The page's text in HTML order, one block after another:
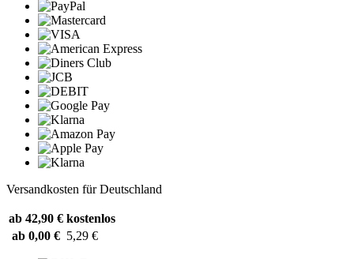
Versandkosten für Deutschland
ab 42,90 € kostenlos
ab 0,00 € 5,29 €